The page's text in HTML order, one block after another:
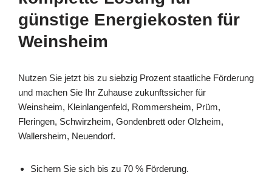
günstige Energiekosten für
Weinsheim
Nutzen Sie jetzt bis zu siebzig Prozent staatliche Förderung
und machen Sie Ihr Zuhause zukunftssicher für
Weinsheim, Kleinlangenfeld, Rommersheim, Prüm,
Fleringen, Schwirzheim, Gondenbrett oder Olzheim,
Wallersheim, Neuendorf.
Sichern Sie sich bis zu 70 % Förderung.